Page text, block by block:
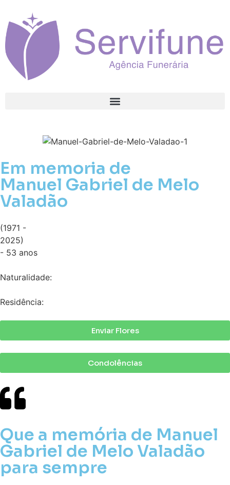
Em memoria de
Manuel Gabriel de Melo
Valadão
(1971 -
2025)
- 53 anos
Naturalidade:
Residência:
Enviar Flores
Condolências
Que a memória de Manuel
Gabriel de Melo Valadão
para sempre